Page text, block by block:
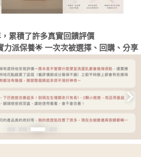
累積了許多真實回饋評價
力派保養🌟 一次次被選擇、回購、分享